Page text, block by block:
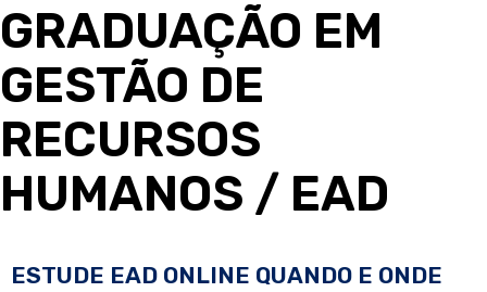
GRADUAÇÃO EM
GESTÃO DE
RECURSOS
HUMANOS / EAD
ESTUDE EAD ONLINE QUANDO E ONDE